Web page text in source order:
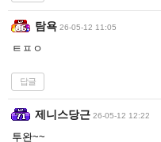
탐욕 26-05-12 11:05
ㅌㅍㅇ
답글
제니스당근 26-05-12 12:22
투완~~